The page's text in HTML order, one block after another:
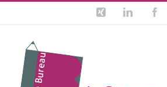
Zum
springen
Xing LinkedIn